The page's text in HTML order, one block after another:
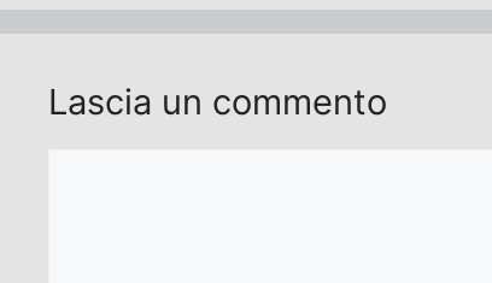
Lascia un commento